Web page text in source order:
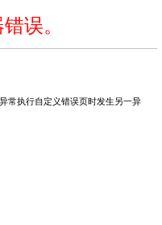
误。
常执行自定义错误页时发生另一异